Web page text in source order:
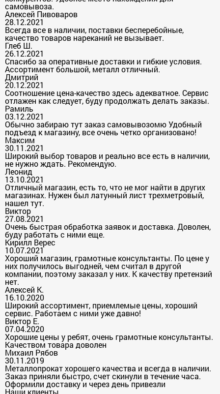
самовывоза.
Алексей Пивоваров
28.12.2021
Всегда все в наличии, поставки бесперебойные,
качество товаров нареканий не вызывает.
Глеб Ш.
26.12.2021
Спасибо за оперативные доставки и гибкие условия.
Ассортимент большой, металл отличный.
Дмитрий
20.12.2021
Соотношение цена-качество здесь адекватное. Сервис
отлажен как следует, буду продолжать делать заказы.
Рамиль
03.12.2021
Обычно забираю тут заказ самовывозомю Удобный
подъезд к магазину, все очень четко организовано!
Максим
30.11.2021
Широкий выбор товаров и реально все есть в наличии,
не нужно ждать. Рекомендую.
Леонид
13.10.2021
Отличный магазин, есть то, что не мог найти в других
магазинах. Нужен был латунный лист трехметровый,
нашел тут.
Виктор
27.08.2021
Очень быстрая обработка заявок и доставка. Доволен,
буду работать с ними еще.
Кирилл Верес
10.07.2021
Хороший магазин, грамотные консультанты. По цене у
них получилось выгодней, чем считал в другой
компании, поэтому заказал у них. К качеству претензий
нет.
Алексей К.
16.10.2020
Широкий ассортимент, приемлемые цены, хороший
сервис. Работаем с ними уже давно!
Виктор Е.
07.04.2020
Хорошие цены у ребят, очень грамотные консультанты.
Качеством товара доволен
Михаил Рябов
30.11.2019
Металлопрокат хорошего качества и всегда в наличии.
Заказ приняли быстро, счет скинули в течение часа.
Оформили доставку и через день привезли
Наши клиенты